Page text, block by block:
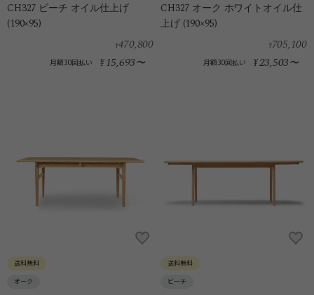
CH327 ビーチ オイル仕上げ
(190×95)
¥470,800
月額30回払い ¥ 15,693〜
CH327 オーク ホワイトオイル仕
上げ (190×95)
¥705,100
月額30回払い ¥23,503〜
送料無料
オーク
送料無料
ビーチ